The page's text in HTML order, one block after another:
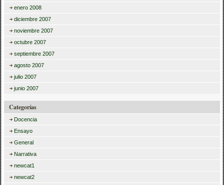
enero 2008
diciembre 2007
noviembre 2007
octubre 2007
septiembre 2007
agosto 2007
julio 2007
junio 2007
Categorías
Docencia
Ensayo
General
Narrativa
newcat1
newcat2